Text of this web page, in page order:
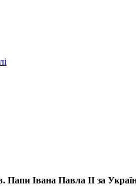
Папи Івана Павла ІІ за